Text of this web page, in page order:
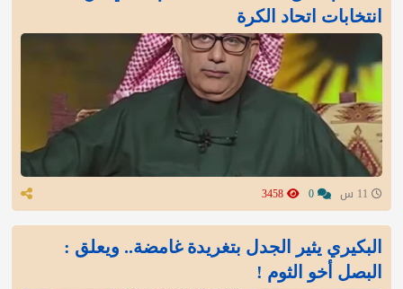
انتخابات اتحاد الكرة
البكيري يثير الجدل بتغريدة غامضة.. ويعلق :
البصل أخو الثوم !